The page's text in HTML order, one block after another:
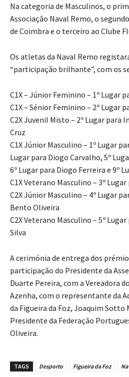
Na categoria de Masculinos, o
Associação Naval Remo, o
de Coimbra e o terceiro ao Clube
Os atletas da Naval Remo
“participação brilhante”, com os
C1X – Júnior Feminino – 1º Lugar
C1X – Sénior Feminino – 2º Lugar
C2X Juvenil Misto – 2º Lugar para
Cruz
C1X Júnior Masculino – 1º Lugar
Lugar para Diogo Carvalho, 5º
6º Lugar para Diogo Ferreira e 9º
C1X Veterano Masculino – 3º
C2X Júnior Masculino – 4º Lugar
Bento Oliveira
C2X Veterano Masculino – 5º
Silva
A cerimónia de entrega dos
participação do Presidente da
Duarte Pereira, com a Vereadora
Azenha, com o representante da
da Figueira da Foz, Joaquim Sotto
Presidente da Federação
Oliveira.
TAGS Desporto Figueira da Foz